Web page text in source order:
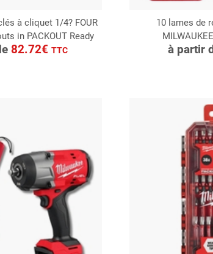
à cliquet 1/4? FOUR
in PACKOUT Ready
82.72€ TTC
de devis
10 lames de
à partir